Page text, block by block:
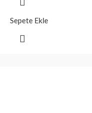
Sepete Ekle